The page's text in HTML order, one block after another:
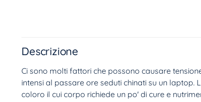
Descrizione
Ci sono molti fattori che possono causare
intensi al passare ore seduti chinati su un laptop.
coloro il cui corpo richiede un po' di cure e